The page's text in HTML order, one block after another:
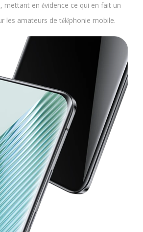
mettant en évidence ce qui en fait un
les amateurs de téléphonie mobile.